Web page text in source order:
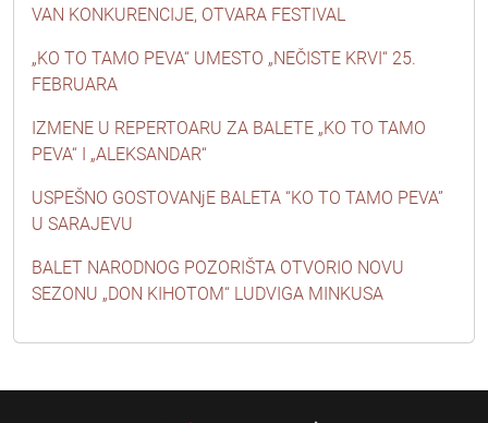
VAN KONKURENCIJE, OTVARA FESTIVAL
„KO TO TAMO PEVA“ UMESTO „NEČISTE KRVI“ 25.
FEBRUARA
IZMENE U REPERTOARU ZA BALETE „KO TO TAMO
PEVA“ I „ALEKSANDAR“
USPEŠNO GOSTOVANjE BALETA “KO TO TAMO PEVA”
U SARAJEVU
BALET NARODNOG POZORIŠTA OTVORIO NOVU
SEZONU „DON KIHOTOM“ LUDVIGA MINKUSA